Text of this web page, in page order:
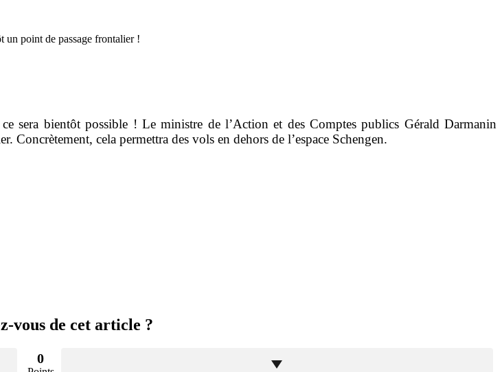
un point de passage frontalier !
sera bientôt possible ! Le ministre de l’Action et des Comptes publics Gérald Darmanin
Concrètement, cela permettra des vols en dehors de l’espace Schengen.
vous de cet article ?
0